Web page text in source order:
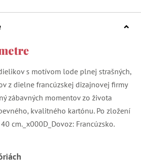
s motívom lode plnej strašných,
z dielne francúzskej dizajnovej firmy
zábavných momentov zo života
kvalitného kartónu. Po zložení
cm._x000D_Dovoz: Francúzsko.